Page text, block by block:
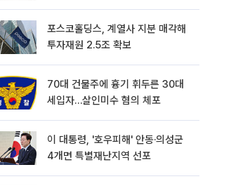
포스코홀딩스, 계열사 지분 매각해
투자재원 2.5조 확보
70대 건물주에 흉기 휘두른 30대
세입자…살인미수 혐의 체포
이 대통령, '호우피해' 안동·의성군
4개면 특별재난지역 선포